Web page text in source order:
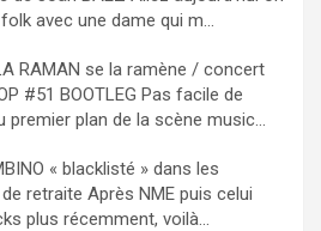
avec une dame qui m...
RAMAN se la ramène / concert
#51 BOOTLEG Pas facile de
premier plan de la scène music...
« blacklisté » dans les
retraite Après NME puis celui
plus récemment, voilà...